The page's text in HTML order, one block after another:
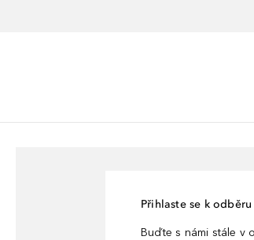
Přihlaste se k
Buďte s námi stále v